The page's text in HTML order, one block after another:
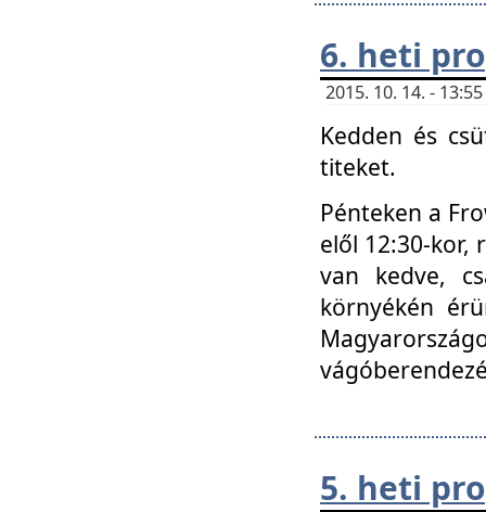
6. heti
2015. 10. 14. -
Kedden és
titeket.
Pénteken a
elől 12:30-kor,
van kedve,
környékén
5. heti